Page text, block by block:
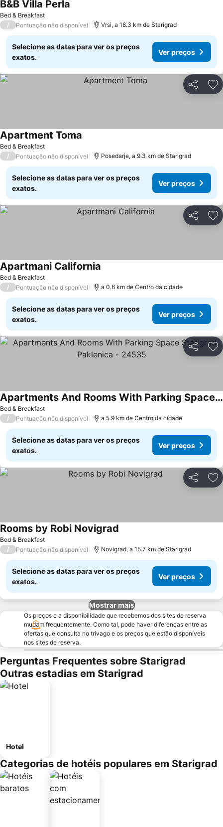
Bed & Breakfast
B&B Villa Perla
/ Pontuação não disponível Vrsi, a 18.3 km de Starigrad
Selecione as datas para ver os preços
exatos.
Ver preços
Partilhar
Bed & Breakfast
Apartment Toma
/ Pontuação não disponível Posedarje, a 9.3 km de Starigrad
Selecione as datas para ver os preços
exatos.
Ver preços
Partilhar
Bed & Breakfast
Apartmani California
/ Pontuação não disponível a 0.6 km de Centro da cidade
Selecione as datas para ver os preços
exatos.
Ver preços
Partilhar
Bed & Breakfast
Apartments And Rooms With Parking Space Starigrad, Paklenica - 24535
/ Pontuação não disponível a 5.9 km de Centro da cidade
Selecione as datas para ver os preços
exatos.
Ver preços
Partilhar
Bed & Breakfast
Rooms by Robi Novigrad
/ Pontuação não disponível Novigrad, a 15.7 km de Starigrad
Selecione as datas para ver os preços
exatos.
Ver preços
Mostrar mais
Os preços e a disponibilidade que recebemos dos sites de reserva
mudam frequentemente. Como tal, pode haver diferenças entre as
ofertas que consulta no trivago e os preços que estão disponíveis
nos sites de reserva.
Perguntas Frequentes sobre Starigrad
Outras estadias em Starigrad
Hotel
Categorias de hotéis populares em Starigrad